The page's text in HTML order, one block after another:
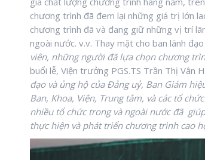
chương trình đã đem lại những giá trị lớn
chương trình đã và đang giữ những vị trí
ngoài nước. v.v. Thay mặt cho ban lãnh
viên, những người đã lựa chọn chương
buổi lễ, Viện trưởng PGS.TS Trần Thị Vân
đạo và ủng hộ của Đảng uỷ, Ban Giám
Ban, Khoa, Viện, Trung tâm, và các tổ
nhiều tổ chức trong và ngoài nước đã
thực hiện và phát triển chương trình cao